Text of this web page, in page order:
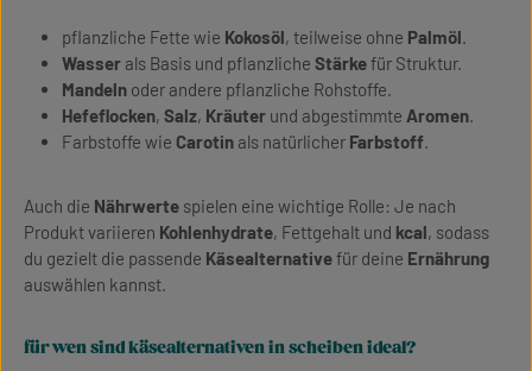
pflanzliche Fette wie Kokosöl, teilweise ohne Palmöl.
Wasser als Basis und pflanzliche Stärkefür Struktur.
Mandeln oder andere pflanzliche Rohstoffe.
Hefeflocken, Salz, Kräuter und abgestimmte Aromen.
Farbstoffe wie Carotin als natürlicher Farbstoff.
Auch die Nährwerte spielen eine wichtige Rolle: Je nach
Produkt variieren Kohlenhydrate, Fettgehalt und kcal, sodass
du gezielt die passende Käsealternativefür deine Ernährung
auswählen kannst.
für wen sind käsealternativen in scheiben ideal?